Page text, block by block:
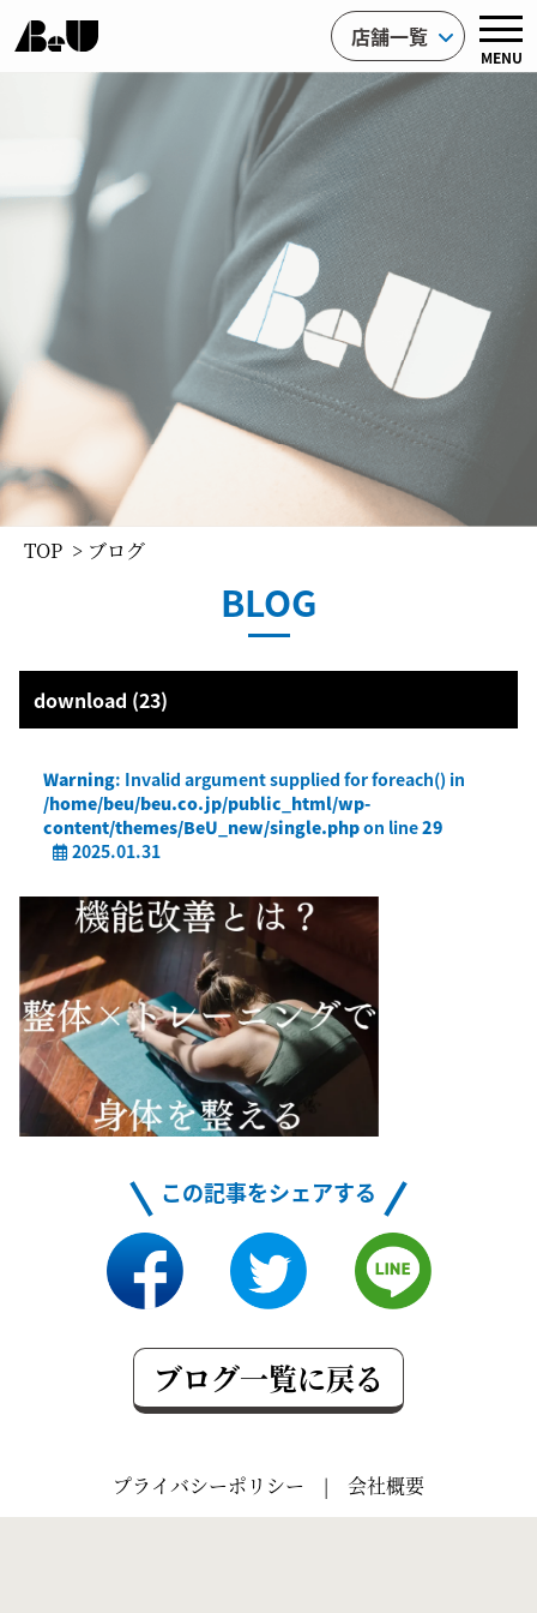
店舗一覧
MENU
TOP > ブログ
BLOG
download (23)
Warning: Invalid argument supplied for foreach() in
/home/beu/beu.co.jp/public_html/wp-
content/themes/BeU_new/single.phpon line29
2025.01.31
この記事をシェアする
ブログ一覧に戻る
プライバシーポリシー | 会社概要